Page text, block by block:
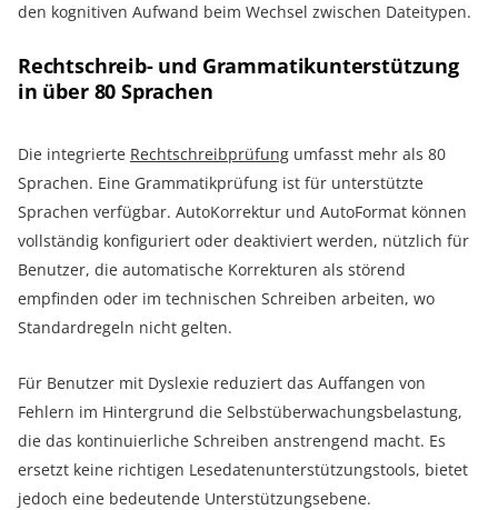
den kognitiven Aufwand beim Wechsel zwischen Dateitypen.
Rechtschreib- und Grammatikunterstützung
in über 80 Sprachen
Die integrierte Rechtschreibprüfung umfasst mehr als 80
Sprachen. Eine Grammatikprüfung ist für unterstützte
Sprachen verfügbar. AutoKorrektur und AutoFormat können
vollständig konfiguriert oder deaktiviert werden, nützlich für
Benutzer, die automatische Korrekturen als störend
empfinden oder im technischen Schreiben arbeiten, wo
Standardregeln nicht gelten.
Für Benutzer mit Dyslexie reduziert das Auffangen von
Fehlern im Hintergrund die Selbstüberwachungsbelastung,
die das kontinuierliche Schreiben anstrengend macht. Es
ersetzt keine richtigen Lesedatenunterstützungstools, bietet
jedoch eine bedeutende Unterstützungsebene.